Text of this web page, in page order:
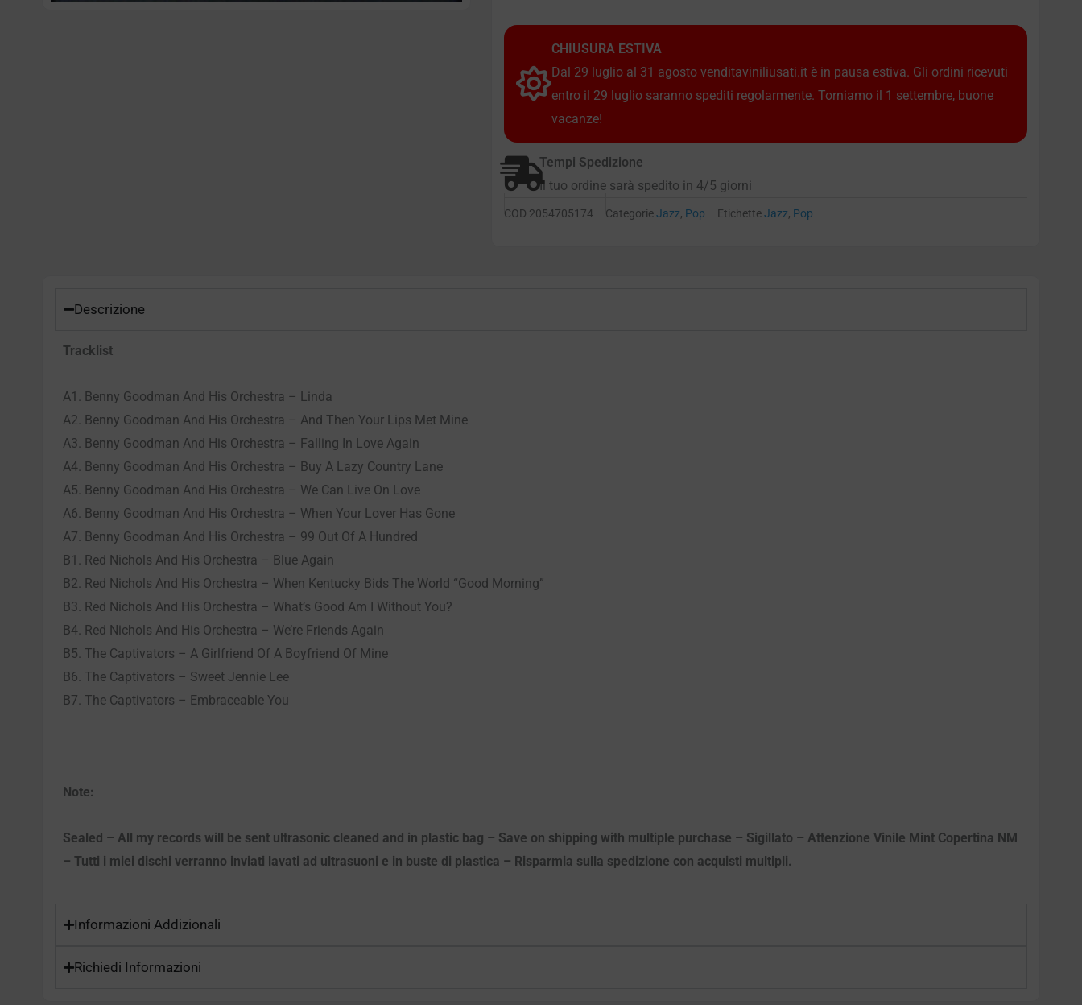
CHIUSURA ESTIVA
Dal 29 luglio al 31 agosto venditaviniliusati.it è in pausa estiva. Gli ordini ricevuti
entro il 29 luglio saranno spediti regolarmente. Torniamo il 1 settembre, buone
vacanze!
Tempi Spedizione
Il tuo ordine sarà spedito in 4/5 giorni
COD 2054705174 CategorieJazz, Pop EtichetteJazz, Pop
Descrizione
Tracklist
A1. Benny Goodman And His Orchestra – Linda
A2. Benny Goodman And His Orchestra – And Then Your Lips Met Mine
A3. Benny Goodman And His Orchestra – Falling In Love Again
A4. Benny Goodman And His Orchestra – Buy A Lazy Country Lane
A5. Benny Goodman And His Orchestra – We Can Live On Love
A6. Benny Goodman And His Orchestra – When Your Lover Has Gone
A7. Benny Goodman And His Orchestra – 99 Out Of A Hundred
B1. Red Nichols And His Orchestra – Blue Again
B2. Red Nichols And His Orchestra – When Kentucky Bids The World “Good Morning”
B3. Red Nichols And His Orchestra – What’s Good Am I Without You?
B4. Red Nichols And His Orchestra – We’re Friends Again
B5. The Captivators – A Girlfriend Of A Boyfriend Of Mine
B6. The Captivators – Sweet Jennie Lee
B7. The Captivators – Embraceable You
Note:
Sealed – All my records will be sent ultrasonic cleaned and in plastic bag – Save on shipping with multiple purchase – Sigillato – Attenzione Vinile Mint Copertina NM
– Tutti i miei dischi verranno inviati lavati ad ultrasuoni e in buste di plastica – Risparmia sulla spedizione con acquisti multipli.
Informazioni Addizionali
Richiedi Informazioni